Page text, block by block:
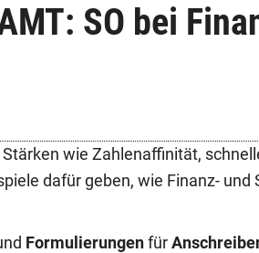
SO bei
Stärken wie Zahlenaffinität,
dafür geben, wie Finanz- und
Formulierungen für